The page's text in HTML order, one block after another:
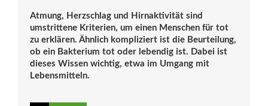
Atmung, Herzschlag und Hirnaktivität sind
umstrittene Kriterien, um einen Menschen für tot
zu erklären. Ähnlich kompliziert ist die Beurteilung,
ob ein Bakterium tot oder lebendig ist. Dabei ist
dieses Wissen wichtig, etwa im Umgang mit
Lebensmitteln.